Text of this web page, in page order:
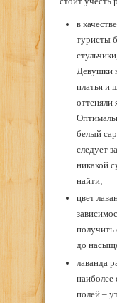
в
туристы
Девушки
платья и
оттеняли
белый
следует
никакой
найти;
цвет
получить
до
лаванда
наиболее
полей –